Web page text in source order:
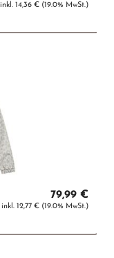
inkl. 14,36 € (19.0% MwSt.)
79,99 €
inkl. 12,77 € (19.0% MwSt.)